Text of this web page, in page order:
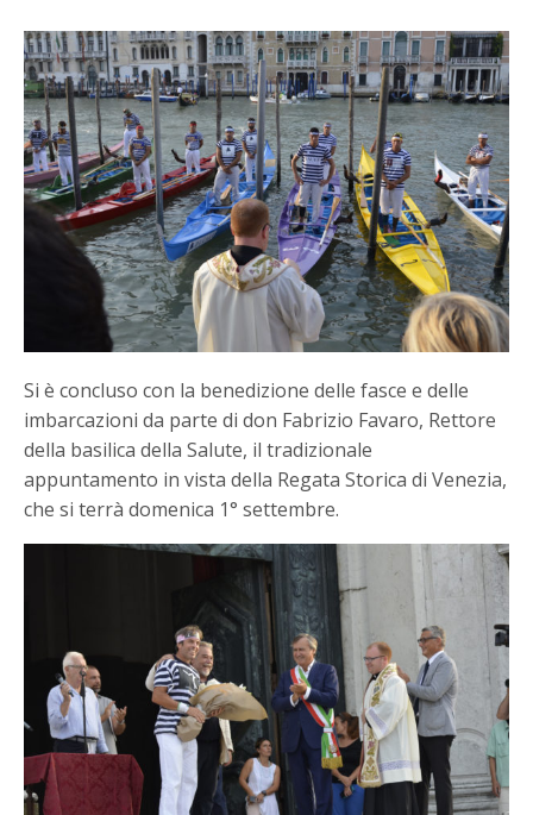
Si è concluso con la benedizione delle fasce e delle
imbarcazioni da parte di don Fabrizio Favaro, Rettore
della basilica della Salute, il tradizionale
appuntamento in vista della Regata Storica di Venezia,
che si terrà domenica 1° settembre.